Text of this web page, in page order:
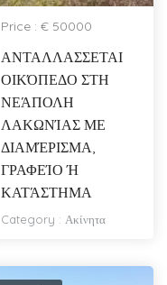
Price : € 50000
ΑΝΤΑΛΛΑΣΣΕΤΑΙ
ΟΙΚΌΠΕΔΟ ΣΤΗ
ΝΕΆΠΟΛΗ
ΛΑΚΩΝΊΑΣ ΜΕ
ΔΙΑΜΈΡΙΣΜΑ,
ΓΡΑΦΕΊΟ Ή
ΚΑΤΆΣΤΗΜΑ
Category : Ακίνητα